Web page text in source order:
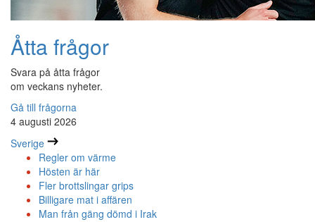
Åtta frågor
Svara på åtta frågor
om veckans nyheter.
Gå till frågorna
4 augusti 2026
Sverige
Regler om värme
Hösten är här
Fler brottslingar grips
Billigare mat i affären
Man från gäng dömd i Irak